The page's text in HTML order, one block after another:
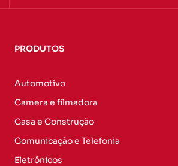
PRODUTOS
Automotivo
Camera e filmadora
Casa e Construção
Comunicação e Telefonia
Eletrônicos